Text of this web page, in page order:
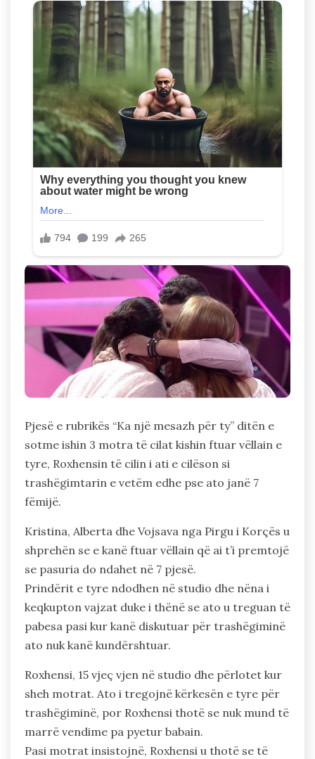
Pjesë e rubrikës “Ka një mesazh për ty” ditën e
sotme ishin 3 motra të cilat kishin ftuar vëllain e
tyre, Roxhensin të cilin i ati e cilëson si
trashëgimtarin e vetëm edhe pse ato janë 7
fëmijë.
Kristina, Alberta dhe Vojsava nga Pirgu i Korçës u
shprehën se e kanë ftuar vëllain që ai t’i premtojë
se pasuria do ndahet në 7 pjesë.
Prindërit e tyre ndodhen në studio dhe nëna i
keqkupton vajzat duke i thënë se ato u treguan të
pabesa pasi kur kanë diskutuar për trashëgiminë
ato nuk kanë kundërshtuar.
Roxhensi, 15 vjeç vjen në studio dhe përlotet kur
sheh motrat. Ato i tregojnë kërkesën e tyre për
trashëgiminë, por Roxhensi thotë se nuk mund të
marrë vendime pa pyetur babain.
Pasi motrat insistojnë, Roxhensi u thotë se të